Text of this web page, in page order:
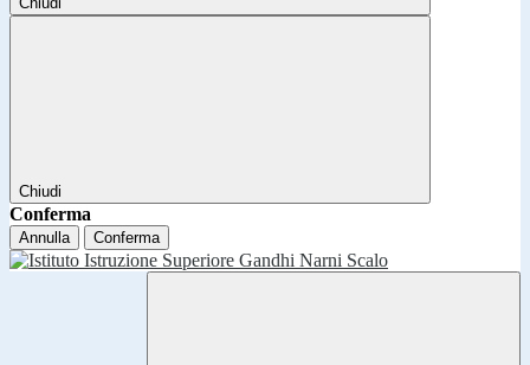
Chiudi
Conferma
Annulla Conferma